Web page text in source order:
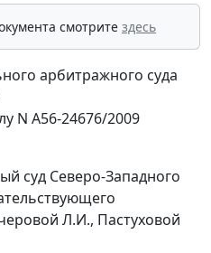
смотрите здесь
арбитражного суда
N А56-24676/2009
суд Северо-Западного
Л.И., Пастуховой